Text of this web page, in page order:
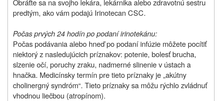
Obráťte sa na svojho lekára, lekárnika alebo zdravotnú sestru
predtým, ako vám podajú Irinotecan CSC.
Počas prvých 24 hodín po podaní irinotekánu:
Počas podávania alebo hneď po podaní infúzie môžete pocítiť
niektorý z nasledujúcich príznakov: potenie, bolesť brucha,
slzenie očí, poruchy zraku, nadmerné slinenie v ústach a
hnačka. Medicínsky termín pre tieto príznaky je „akútny
cholinergný syndróm“. Tieto príznaky sa môžu rýchlo zvládnuť
vhodnou liečbou (atropínom).